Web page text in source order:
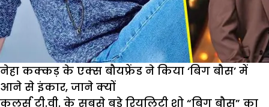
नेहा कक्कड़ के एक्स बौयफ्रेंड ने किया ‘बिग बौस’ में
आने से इंकार, जाने क्यों
कलर्स टी.वी. के सबसे बड़े रियलिटी शो “बिग बौस” का